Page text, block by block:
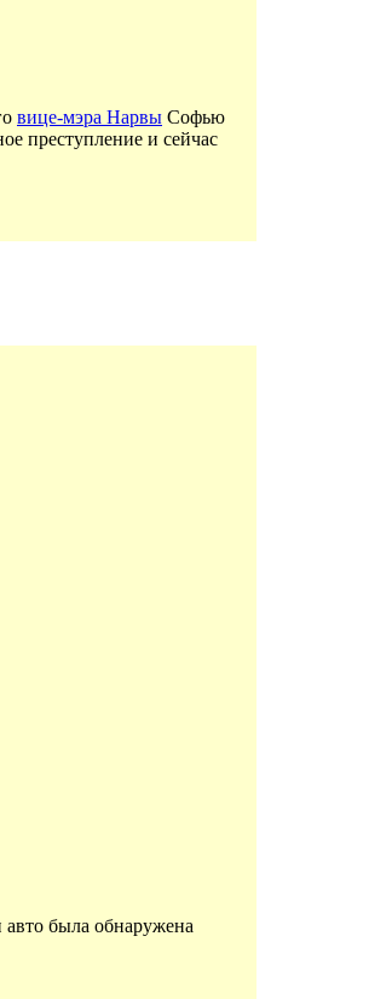
вице-мэра Нарвы Софью
преступление и сейчас
была обнаружена